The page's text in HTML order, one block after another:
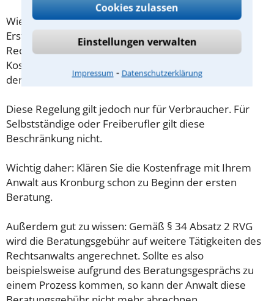
Cookies zulassen
Einstellungen verwalten
Impressum ⁃ Datenschutzerklärung
Wieviel ein Rechtsanwalt in Kronburg für eine
Erstberatung verlangen darf, ist in §34 des
Rechtsanwaltsvergütungsgesetz (RVG) geregelt. Die
Kosten für das erste Beratungsgespräch betragen
demnach maximal 190,00 € zzgl. MwSt.
Diese Regelung gilt jedoch nur für Verbraucher. Für
Selbstständige oder Freiberufler gilt diese
Beschränkung nicht.
Wichtig daher: Klären Sie die Kostenfrage mit Ihrem
Anwalt aus Kronburg schon zu Beginn der ersten
Beratung.
Außerdem gut zu wissen: Gemäß § 34 Absatz 2 RVG
wird die Beratungsgebühr auf weitere Tätigkeiten des
Rechtsanwalts angerechnet. Sollte es also
beispielsweise aufgrund des Beratungsgesprächs zu
einem Prozess kommen, so kann der Anwalt diese